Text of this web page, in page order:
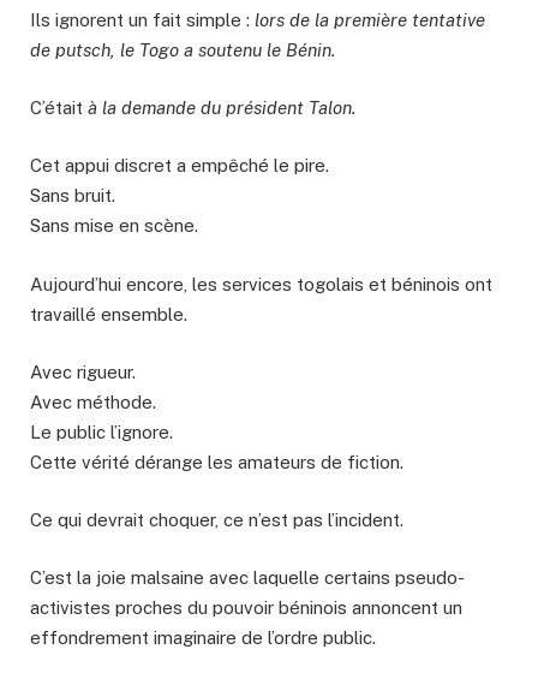
Ils ignorent un fait simple : lors de la première tentative
de putsch, le Togo a soutenu le Bénin.
C’était à la demande du président Talon.
Cet appui discret a empêché le pire.
Sans bruit.
Sans mise en scène.
Aujourd’hui encore, les services togolais et béninois ont
travaillé ensemble.
Avec rigueur.
Avec méthode.
Le public l’ignore.
Cette vérité dérange les amateurs de fiction.
Ce qui devrait choquer, ce n’est pas l’incident.
C’est la joie malsaine avec laquelle certains pseudo-
activistes proches du pouvoir béninois annoncent un
effondrement imaginaire de l’ordre public.